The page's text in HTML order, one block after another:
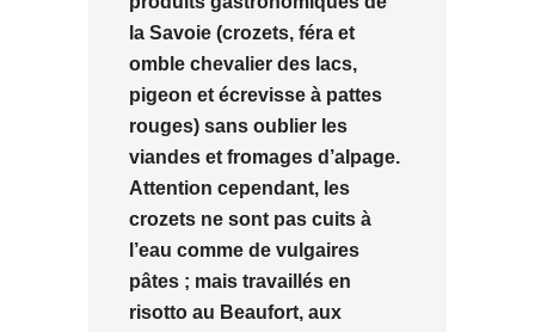
la Savoie (crozets, féra et
omble chevalier des lacs,
pigeon et écrevisse à pattes
rouges) sans oublier les
viandes et fromages d’alpage.
Attention cependant, les
crozets ne sont pas cuits à
l’eau comme de vulgaires
pâtes ; mais travaillés en
risotto au Beaufort, aux